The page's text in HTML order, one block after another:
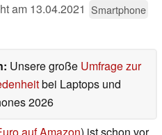
am 13.04.2021 Smartphone
Unsere große Umfrage zur
bei Laptops und
2026